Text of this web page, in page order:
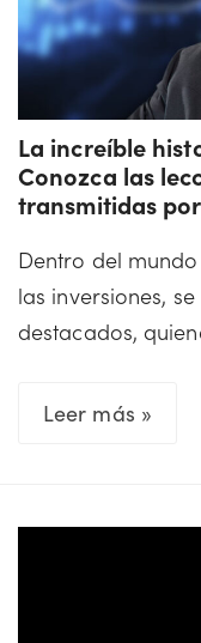
del
de
La increíble
Conozca las
transmitidas
Dentro del
las inversiones,
destacados,
Leer más »La
de